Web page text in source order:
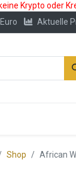
Krypto oder
Aktuelle
Shop African